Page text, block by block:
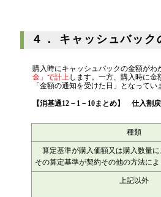
４． キャッシュバック
購入時にキャッシュバックの金額がわ
金」で計上 します。一方、購入時に
「金額の通知を受けた日」となってい
【消基通12－1－10まとめ】 仕入割
種類
算定基準が購入価額又は購入数量に
その算定基準が契約その他の方法に
上記以外